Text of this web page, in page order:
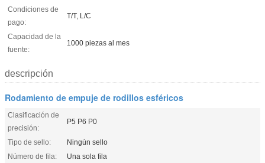
Condiciones de
pago:
T/T, L/C
Capacidad de la
fuente:
1000 piezas al mes
descripción
Rodamiento de empuje de rodillos esféricos
Clasificación de
precisión:
P5 P6 P0
Tipo de sello:
Ningún sello
Número de fila:
Una sola fila